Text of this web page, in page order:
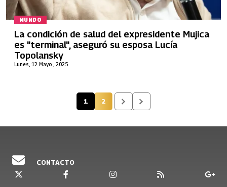
MUNDO
Lunes, 12 Mayo , 2025
La condición de salud del expresidente Mujica
es "terminal", aseguró su esposa Lucía
Topolansky
Página actual
1 Página
2
CONTACTO